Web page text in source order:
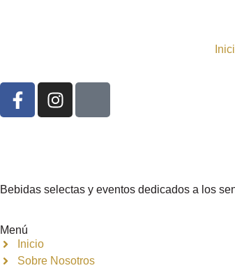
Bebidas selectas y eventos dedicados a los
Menú
Inicio
Sobre Nosotros